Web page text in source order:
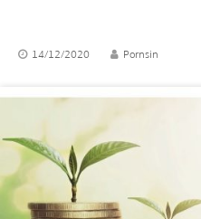
14/12/2020 Pornsin